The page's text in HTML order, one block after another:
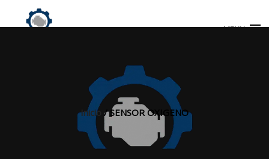
MENU
Inicio / SENSOR OXIGENO